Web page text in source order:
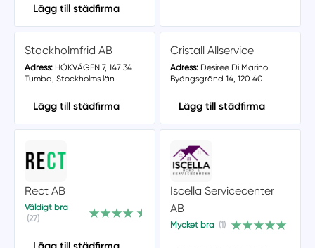
Lägg till städfirma
Stockholmfrid AB
Adress:HÖKVÄGEN 7, 147 34
Tumba, Stockholms län
Lägg till städfirma
Cristall Allservice
Adress:Desiree Di Marino
Byängsgränd 14, 120 40
Lägg till städfirma
Rect AB
Väldigt bra
(27)
Iscella Servicecenter
AB
Mycket bra (1)